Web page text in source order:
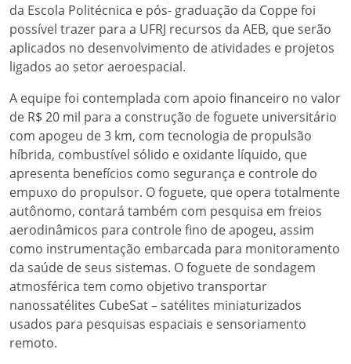
da Escola Politécnica e pós- graduação da Coppe foi
possível trazer para a UFRJ recursos da AEB, que serão
aplicados no desenvolvimento de atividades e projetos
ligados ao setor aeroespacial.
A equipe foi contemplada com apoio financeiro no valor
de R$ 20 mil para a construção de foguete universitário
com apogeu de 3 km, com tecnologia de propulsão
híbrida, combustível sólido e oxidante líquido, que
apresenta benefícios como segurança e controle do
empuxo do propulsor. O foguete, que opera totalmente
autônomo, contará também com pesquisa em freios
aerodinâmicos para controle fino de apogeu, assim
como instrumentação embarcada para monitoramento
da saúde de seus sistemas. O foguete de sondagem
atmosférica tem como objetivo transportar
nanossatélites CubeSat – satélites miniaturizados
usados para pesquisas espaciais e sensoriamento
remoto.